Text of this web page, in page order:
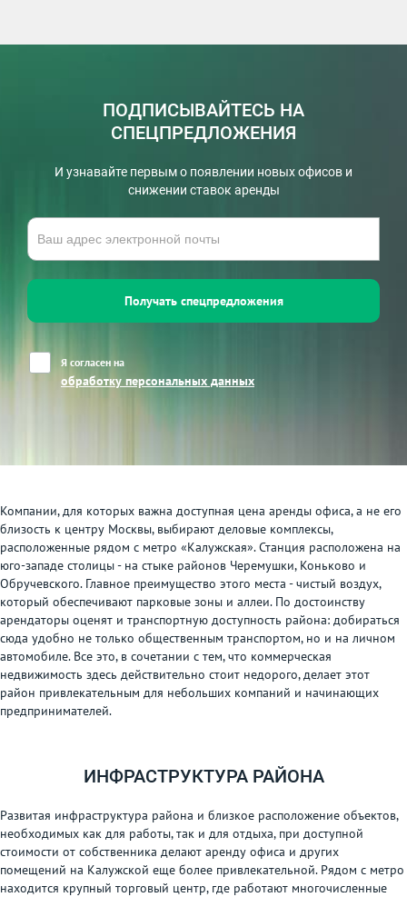
ПОДПИСЫВАЙТЕСЬ НА
СПЕЦПРЕДЛОЖЕНИЯ
И узнавайте первым о появлении новых офисов и
снижении ставок аренды
Получать спецпредложения
Я согласен на
обработку персональных данных
Компании, для которых важна доступная цена аренды офиса, а не его
близость к центру Москвы, выбирают деловые комплексы,
расположенные рядом с метро «Калужская». Станция расположена на
юго-западе столицы - на стыке районов Черемушки, Коньково и
Обручевского. Главное преимущество этого места - чистый воздух,
который обеспечивают парковые зоны и аллеи. По достоинству
арендаторы оценят и транспортную доступность района: добираться
сюда удобно не только общественным транспортом, но и на личном
автомобиле. Все это, в сочетании с тем, что коммерческая
недвижимость здесь действительно стоит недорого, делает этот
район привлекательным для небольших компаний и начинающих
предпринимателей.
ИНФРАСТРУКТУРА РАЙОНА
Развитая инфраструктура района и близкое расположение объектов,
необходимых как для работы, так и для отдыха, при доступной
стоимости от собственника делают аренду офиса и других
помещений на Калужской еще более привлекательной. Рядом с метро
находится крупный торговый центр, где работают многочисленные